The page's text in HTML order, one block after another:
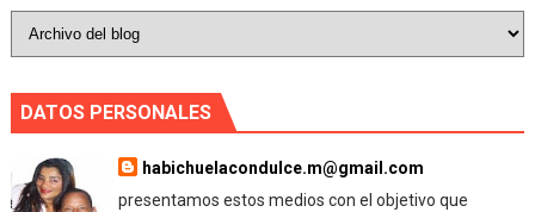
DATOS PERSONALES
habichuelacondulce.m@gmail.com
presentamos estos medios con el objetivo que